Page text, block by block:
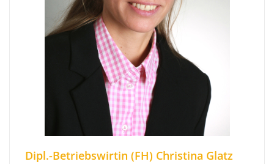
Dipl.-Betriebswirtin (FH) Christina Glatz